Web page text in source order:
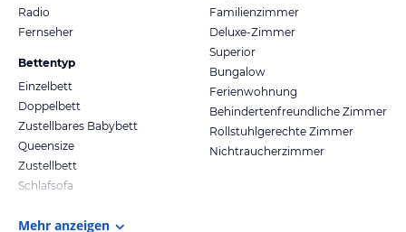
Radio
Fernseher
Bettentyp
Einzelbett
Doppelbett
Zustellbares Babybett
Queensize
Zustellbett
Schlafsofa
Familienzimmer
Deluxe-Zimmer
Superior
Bungalow
Ferienwohnung
Behindertenfreundliche Zimmer
Rollstuhlgerechte Zimmer
Nichtraucherzimmer
Mehr anzeigen